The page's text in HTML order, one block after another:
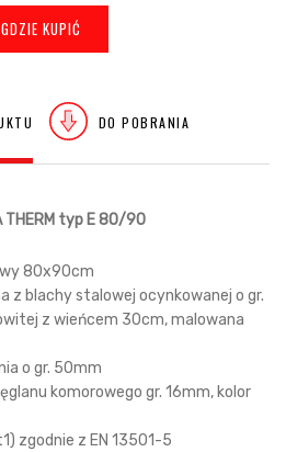
GDZIE KUPIĆ
DO POBRANIA
THERM typ E 80/90
80x90cm
z blachy stalowej ocynkowanej o gr.
z wieńcem 30cm, malowana
o gr. 50mm
komorowego gr. 16mm, kolor
zgodnie z EN 13501-5